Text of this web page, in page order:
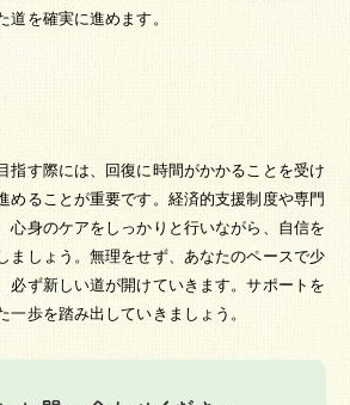
道を確実に進めます。
指す際には、回復に時間がかかることを受け
めることが重要です。経済的支援制度や専門
心身のケアをしっかりと行いながら、自信を
ましょう。無理をせず、あなたのペースで少
必ず新しい道が開けていきます。サポートを
一歩を踏み出していきましょう。